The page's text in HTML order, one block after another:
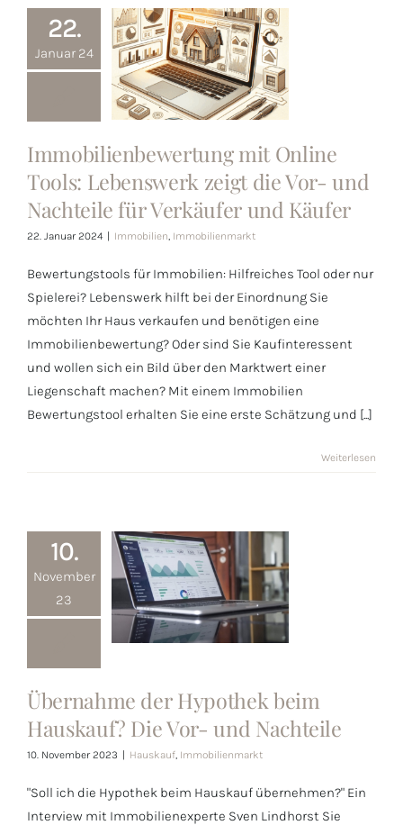
22.
Januar 24
Immobilienbewertung
Tools:
Lebenswerk
zeigt die Vor-
und Nachteile
für Verkäufer
und Käufer
Immobilienbewertung mit Online
Tools: Lebenswerk zeigt die Vor- und
Nachteile für Verkäufer und Käufer
22. Januar 2024 Immobilien, Immobilienmarkt
Bewertungstools für Immobilien: Hilfreiches Tool oder nur
Spielerei? Lebenswerk hilft bei der Einordnung Sie
möchten Ihr Haus verkaufen und benötigen eine
Immobilienbewertung? Oder sind Sie Kaufinteressent
und wollen sich ein Bild über den Marktwert einer
Liegenschaft machen? Mit einem Immobilien
Bewertungstool erhalten Sie eine erste Schätzung und [...]
Weiterlesen
10.
November
23
beim
Hauskauf? Die
Vor- und
Nachteile
Übernahme der Hypothek beim
Hauskauf? Die Vor- und Nachteile
10. November 2023 Hauskauf, Immobilienmarkt
"Soll ich die Hypothek beim Hauskauf übernehmen?" Ein
Interview mit Immobilienexperte Sven Lindhorst Sie